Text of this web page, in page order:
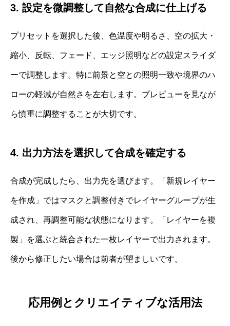
3. 設定を微調整して自然な合成に仕上げる
プリセットを選択した後、色温度や明るさ、空の拡大・
縮小、反転、フェード、エッジ照明などの設定スライダ
ーで調整します。特に前景と空との照明一致や境界のハ
ローの軽減が自然さを左右します。プレビューを見なが
ら慎重に調整することが大切です。
4. 出力方法を選択して合成を確定する
合成が完成したら、出力先を選びます。「新規レイヤー
を作成」ではマスクと調整付きでレイヤーグループが生
成され、再調整可能な状態になります。「レイヤーを複
製」を選ぶと統合された一枚レイヤーで出力されます。
後から修正したい場合は前者が望ましいです。
応用例とクリエイティブな活用法